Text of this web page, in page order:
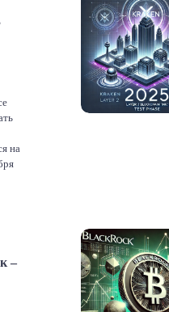
Odnoklassniki
на
Telegram
Odnoklassniki
–